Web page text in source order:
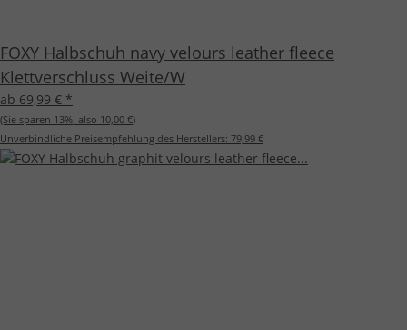
FOXY Halbschuh navy velours leather fleece
Klettverschluss Weite/W
ab 69,99 € *
(Sie sparen 13%, also 10,00 €)
Unverbindliche Preisempfehlung des Herstellers: 79,99 €